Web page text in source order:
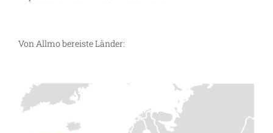
Von Allmo bereiste Länder: